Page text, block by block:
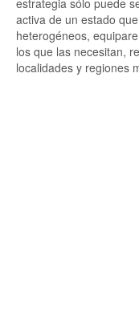
estrategia sólo puede
activa de un estado
heterogéneos,
los que las necesitan,
localidades y regiones